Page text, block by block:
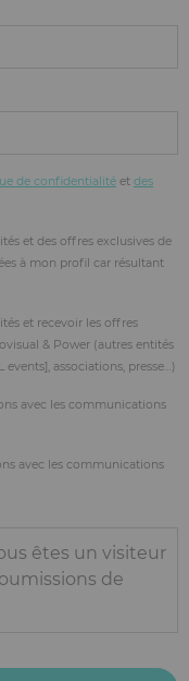
de confidentialité et des
et des offres exclusives de
à mon profil car résultant
et recevoir les offres
& Power (autres entités
associations, presse…)
avec les communications
avec les communications
êtes un visiteur
de